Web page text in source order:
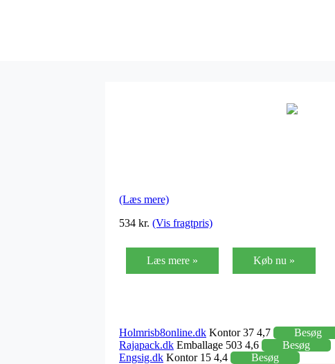
(Læs mere)
534 kr. (Vis fragtpris)
Læs mere » Køb nu »
Holmrisb8online.dk Kontor 37 4,7
Besøg
Rajapack.dk Emballage 503 4,6
Besøg
Engsig.dk Kontor 15 4,4
Besøg